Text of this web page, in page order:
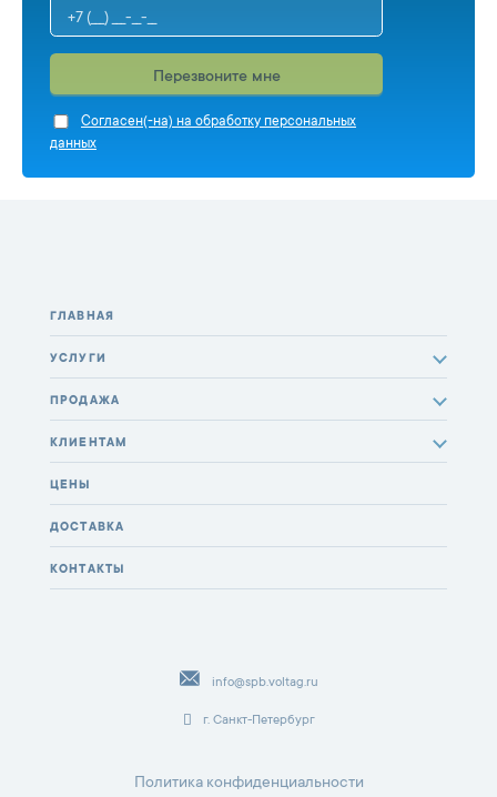
Перезвоните мне
Cогласен(-на) на обработку персональных
данных
ГЛАВНАЯ
УСЛУГИ
ПРОДАЖА
КЛИЕНТАМ
ЦЕНЫ
ДОСТАВКА
КОНТАКТЫ
info@spb.voltag.ru
г. Санкт-Петербург
Политика конфиденциальности